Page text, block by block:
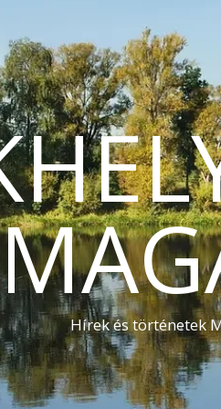
Hírek és történetek